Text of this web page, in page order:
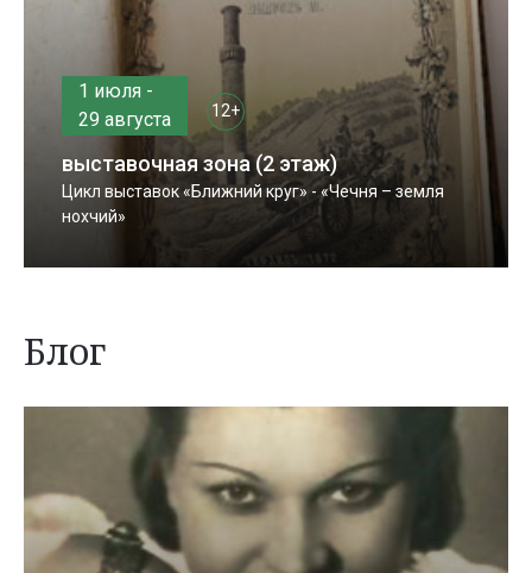
1 июля -
29 августа
12+
выставочная зона (2 этаж)
Цикл выставок «Ближний круг» - «Чечня – земля
нохчий»
Блог